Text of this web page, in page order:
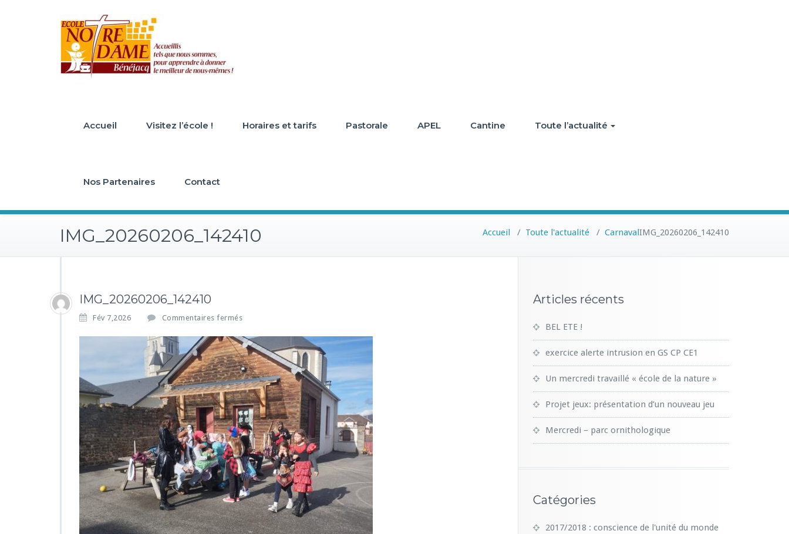
Accueil Visitez l’école ! Horaires et tarifs Pastorale APEL Cantine Toute l’actualité
Nos Partenaires Contact
IMG_20260206_142410 Accueil / Toute l'actualité / CarnavalIMG_20260206_142410
IMG_20260206_142410
Fév 7,2026 Commentaires fermés
r
I
M
G
_
2
0
2
6
0
2
0
6
_
1
4
2
Articles récents
BEL ETE !
exercice alerte intrusion en GS CP CE1
Un mercredi travaillé « école de la nature »
Projet jeux: présentation d’un nouveau jeu
Mercredi – parc ornithologique
Catégories
2017/2018 : conscience de l'unité du monde